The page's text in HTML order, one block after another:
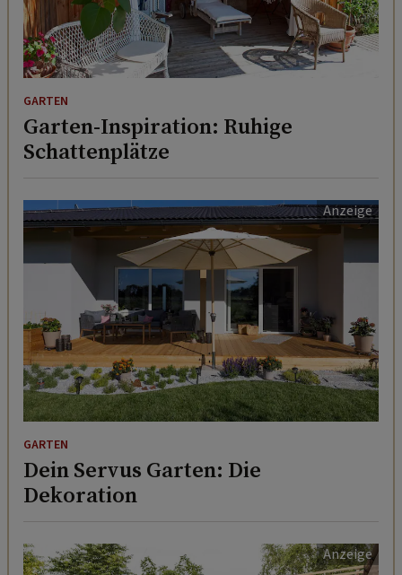
GARTEN
Garten-Inspiration: Ruhige
Schattenplätze
GARTEN
Dein Servus Garten: Die
Dekoration